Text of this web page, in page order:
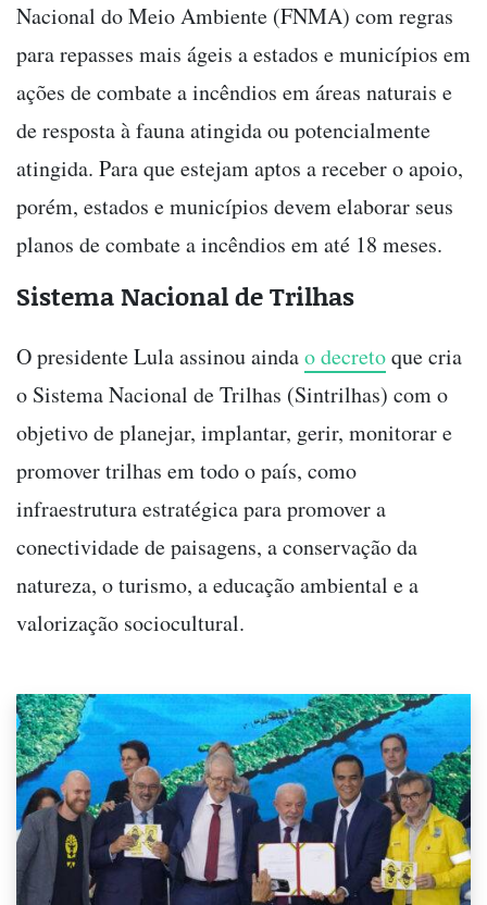
Nacional do Meio Ambiente (FNMA) com regras
para repasses mais ágeis a estados e municípios em
ações de combate a incêndios em áreas naturais e
de resposta à fauna atingida ou potencialmente
atingida. Para que estejam aptos a receber o apoio,
porém, estados e municípios devem elaborar seus
planos de combate a incêndios em até 18 meses.
Sistema Nacional de Trilhas
O presidente Lula assinou aindao decretoque cria
o Sistema Nacional de Trilhas (Sintrilhas) com o
objetivo de planejar, implantar, gerir, monitorar e
promover trilhas em todo o país, como
infraestrutura estratégica para promover a
conectividade de paisagens, a conservação da
natureza, o turismo, a educação ambiental e a
valorização sociocultural.